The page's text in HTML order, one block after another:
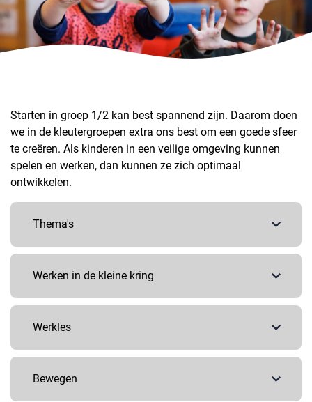
Starten in groep 1/2 kan best spannend zijn. Daarom doen
we in de kleutergroepen extra ons best om een goede sfeer
te creëren. Als kinderen in een veilige omgeving kunnen
spelen en werken, dan kunnen ze zich optimaal
ontwikkelen.
Thema's
In de kleutergroepen wordt gewerkt met thema’s
waarbij we de kinderen in hun ontwikkeling
volgen, stimuleren en activeren. Al onze
twee jaar kiezen we thema’s met rijke
doelen (Stichting Leerplan Ontwikkeling) binnen
Werken in de kleine kring
In de kleine kring worden verschillende activiteiten
Bijvoorbeeld taal- en rekenactiviteiten zoals het
voorlezen en bespreken van een boek. Ook
Werkles
Naast de kringen is er speel/werktijd voor de
kinderen, de werkles. Door rijke hoeken en
Bewegen